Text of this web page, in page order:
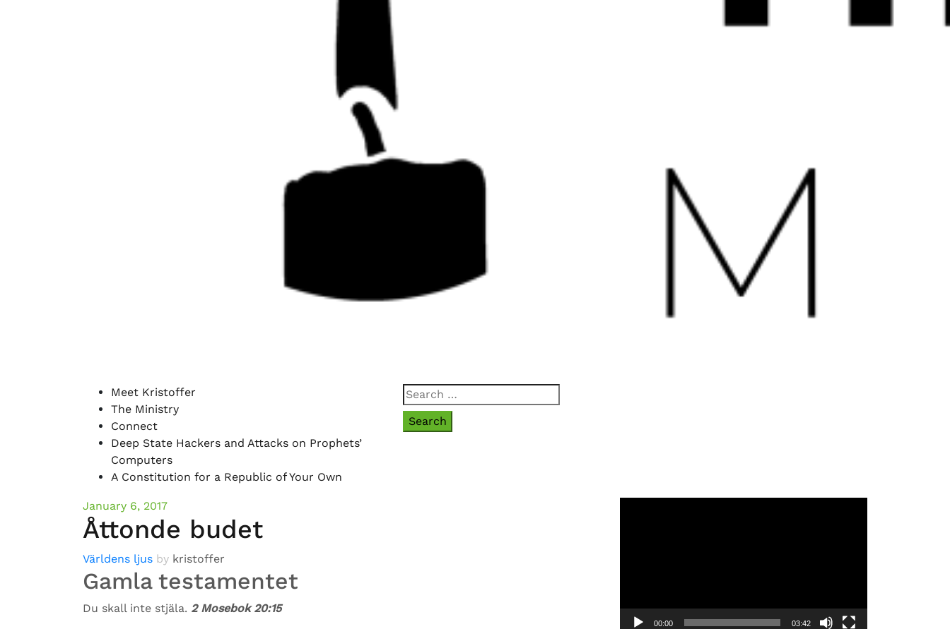
Meet Kristoffer
The Ministry
Connect
Deep State Hackers and Attacks on Prophets’
Computers
A Constitution for a Republic of Your Own
Search
for:
January 6, 2017
Åttonde budet
Världens ljus by kristoffer
Gamla testamentet
Du skall inte stjäla. 2 Mosebok 20:15
00:00 03:42